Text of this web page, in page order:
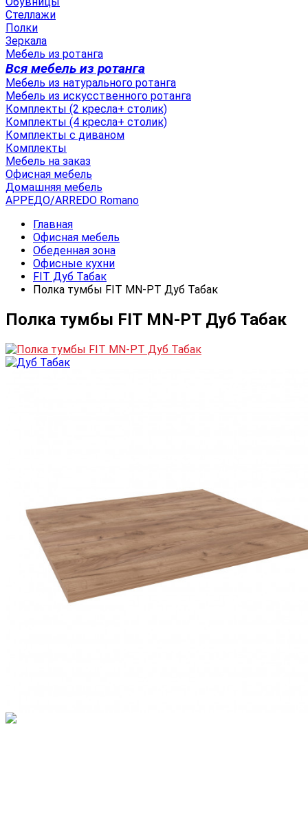
Стеллажи
Полки
Зеркала
Мебель из ротанга
Вся мебель из ротанга
Мебель из натурального ротанга
Мебель из искусственного ротанга
Комплекты (2 кресла+ столик)
Комплекты (4 кресла+ столик)
Комплекты с диваном
Комплекты
Мебель на заказ
Офисная мебель
Домашняя мебель
АРРЕДО/ARREDO Romano
Главная
Офисная мебель
Обеденная зона
Офисные кухни
FIT Дуб Табак
Полка тумбы FIT MN-PT Дуб Табак
Полка тумбы FIT MN-PT Дуб Табак